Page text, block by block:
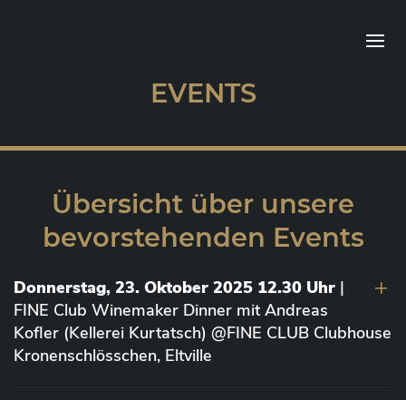
EVENTS
Übersicht über unsere
bevorstehenden Events
Donnerstag, 23. Oktober 2025 12.30 Uhr |
FINE Club Winemaker Dinner mit Andreas
Kofler (Kellerei Kurtatsch) @FINE CLUB Clubhouse
Kronenschlösschen, Eltville